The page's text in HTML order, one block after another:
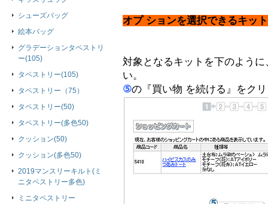
オプ ションを選択できるキッ
対象となるキットを下のよう
い。
⑤の『買い物 を続ける』をク
シューズバッグ
絵本バッグ
グラデーションタペストリ
ー(105)
タペストリー(105)
タペストリー（75）
タペストリー(50)
タペストリー(多色50)
クッション(50)
クッション(多色50)
2019マンスリーキルト(ミ
ニタペストリー多色)
ミニタペストリー